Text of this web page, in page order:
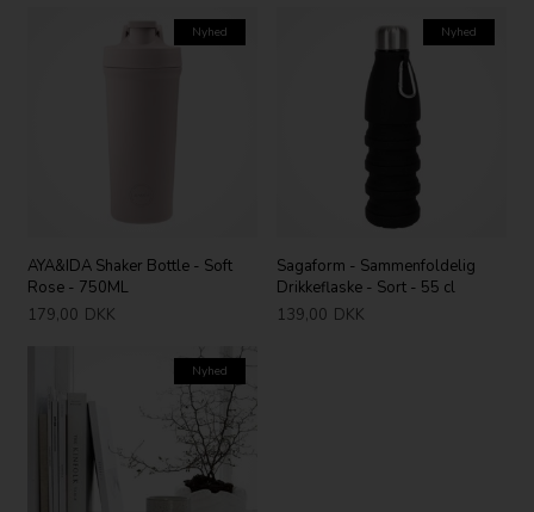
Nyhed
AYA&IDA Shaker Bottle - Soft
Rose - 750ML
179,00 DKK
Nyhed
Sagaform - Sammenfoldelig
Drikkeflaske - Sort - 55 cl
139,00 DKK
Nyhed